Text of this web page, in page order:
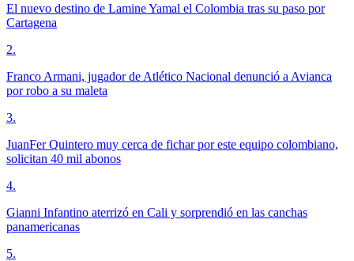
El nuevo destino de Lamine Yamal el Colombia tras su paso por
Cartagena
2.
Franco Armani, jugador de Atlético Nacional denunció a Avianca
por robo a su maleta
3.
JuanFer Quintero muy cerca de fichar por este equipo colombiano,
solicitan 40 mil abonos
4.
Gianni Infantino aterrizó en Cali y sorprendió en las canchas
panamericanas
5.